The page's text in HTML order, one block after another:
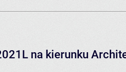
na kierunku